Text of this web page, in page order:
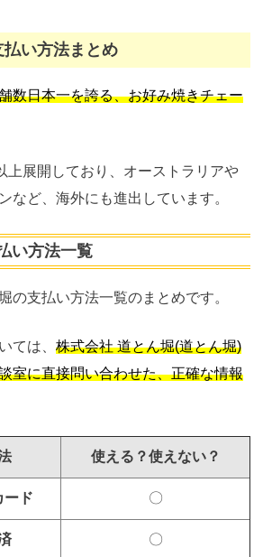
い方法まとめ
数日本一を誇る、お好み焼きチェー
上展開しており、オーストラリアや
など、海外にも進出しています。
い方法一覧
の支払い方法一覧のまとめです。
ては、 株式会社 道とん堀(道とん堀)
室に直接問い合わせた、正確な情報
使える？使えない？
ード 〇
〇